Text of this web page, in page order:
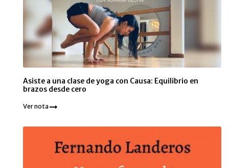
Asiste a una clase de yoga con Causa: Equilibrio en
brazos desde cero
Ver nota